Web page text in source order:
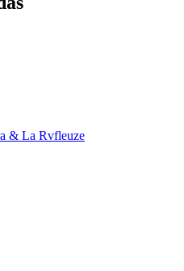
& La Rvfleuze